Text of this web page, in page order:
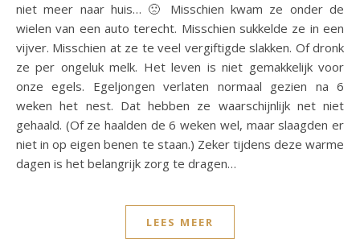
niet meer naar huis… 🙁 Misschien kwam ze onder de
wielen van een auto terecht. Misschien sukkelde ze in een
vijver. Misschien at ze te veel vergiftigde slakken. Of dronk
ze per ongeluk melk. Het leven is niet gemakkelijk voor
onze egels. Egeljongen verlaten normaal gezien na 6
weken het nest. Dat hebben ze waarschijnlijk net niet
gehaald. (Of ze haalden de 6 weken wel, maar slaagden er
niet in op eigen benen te staan.) Zeker tijdens deze warme
dagen is het belangrijk zorg te dragen…
LEES MEER